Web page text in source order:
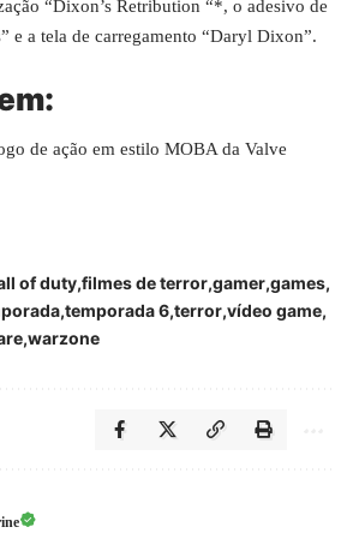
“Dixon’s Retribution “*, o adesivo de
e a tela de carregamento “Daryl Dixon”.
de ação em estilo MOBA da Valve
of duty filmes de terror gamer games
temporada 6 terror vídeo game
warzone